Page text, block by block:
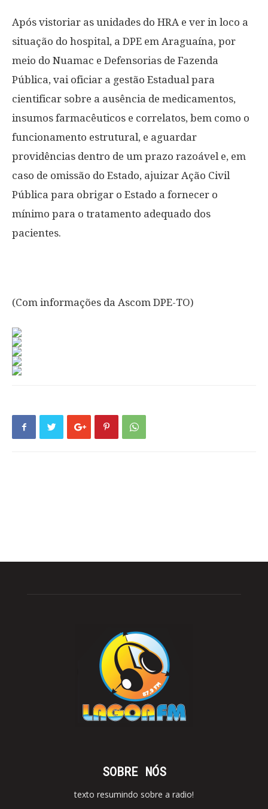
Após vistoriar as unidades do HRA e ver in loco a
situação do hospital, a DPE em Araguaína, por
meio do Nuamac e Defensorias de Fazenda
Pública, vai oficiar a gestão Estadual para
cientificar sobre a ausência de medicamentos,
insumos farmacêuticos e correlatos, bem como o
funcionamento estrutural, e aguardar
providências dentro de um prazo razoável e, em
caso de omissão do Estado, ajuizar Ação Civil
Pública para obrigar o Estado a fornecer o
mínimo para o tratamento adequado dos
pacientes.
(Com informações da Ascom DPE-TO)
SOBRE NÓS
texto resumindo sobre a radio!